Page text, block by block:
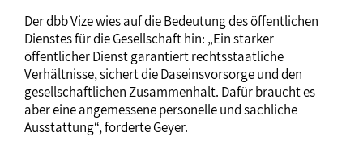
Der dbb Vize wies auf die Bedeutung des öffentlichen
Dienstes für die Gesellschaft hin: „Ein starker
öffentlicher Dienst garantiert rechtsstaatliche
Verhältnisse, sichert die Daseinsvorsorge und den
gesellschaftlichen Zusammenhalt. Dafür braucht es
aber eine angemessene personelle und sachliche
Ausstattung“, forderte Geyer.